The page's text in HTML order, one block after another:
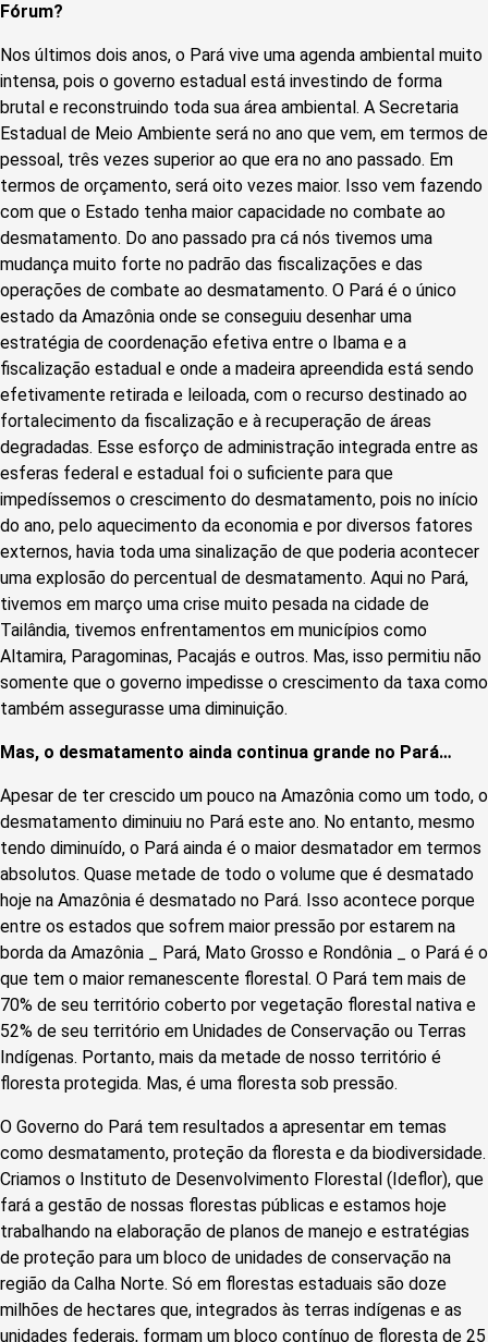
Fórum?
Nos últimos dois anos, o Pará vive uma agenda ambiental muito
intensa, pois o governo estadual está investindo de forma
brutal e reconstruindo toda sua área ambiental. A Secretaria
Estadual de Meio Ambiente será no ano que vem, em termos de
pessoal, três vezes superior ao que era no ano passado. Em
termos de orçamento, será oito vezes maior. Isso vem fazendo
com que o Estado tenha maior capacidade no combate ao
desmatamento. Do ano passado pra cá nós tivemos uma
mudança muito forte no padrão das fiscalizações e das
operações de combate ao desmatamento. O Pará é o único
estado da Amazônia onde se conseguiu desenhar uma
estratégia de coordenação efetiva entre o Ibama e a
fiscalização estadual e onde a madeira apreendida está sendo
efetivamente retirada e leiloada, com o recurso destinado ao
fortalecimento da fiscalização e à recuperação de áreas
degradadas. Esse esforço de administração integrada entre as
esferas federal e estadual foi o suficiente para que
impedíssemos o crescimento do desmatamento, pois no início
do ano, pelo aquecimento da economia e por diversos fatores
externos, havia toda uma sinalização de que poderia acontecer
uma explosão do percentual de desmatamento. Aqui no Pará,
tivemos em março uma crise muito pesada na cidade de
Tailândia, tivemos enfrentamentos em municípios como
Altamira, Paragominas, Pacajás e outros. Mas, isso permitiu não
somente que o governo impedisse o crescimento da taxa como
também assegurasse uma diminuição.
Mas, o desmatamento ainda continua grande no Pará…
Apesar de ter crescido um pouco na Amazônia como um todo, o
desmatamento diminuiu no Pará este ano. No entanto, mesmo
tendo diminuído, o Pará ainda é o maior desmatador em termos
absolutos. Quase metade de todo o volume que é desmatado
hoje na Amazônia é desmatado no Pará. Isso acontece porque
entre os estados que sofrem maior pressão por estarem na
borda da Amazônia _ Pará, Mato Grosso e Rondônia _ o Pará é o
que tem o maior remanescente florestal. O Pará tem mais de
70% de seu território coberto por vegetação florestal nativa e
52% de seu território em Unidades de Conservação ou Terras
Indígenas. Portanto, mais da metade de nosso território é
floresta protegida. Mas, é uma floresta sob pressão.
O Governo do Pará tem resultados a apresentar em temas
como desmatamento, proteção da floresta e da biodiversidade.
Criamos o Instituto de Desenvolvimento Florestal (Ideflor), que
fará a gestão de nossas florestas públicas e estamos hoje
trabalhando na elaboração de planos de manejo e estratégias
de proteção para um bloco de unidades de conservação na
região da Calha Norte. Só em florestas estaduais são doze
milhões de hectares que, integrados às terras indígenas e as
unidades federais, formam um bloco contínuo de floresta de 25